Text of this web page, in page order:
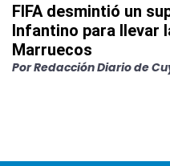
FIFA desmintió un
Infantino para llevar
Marruecos
PorRedacción Diario de